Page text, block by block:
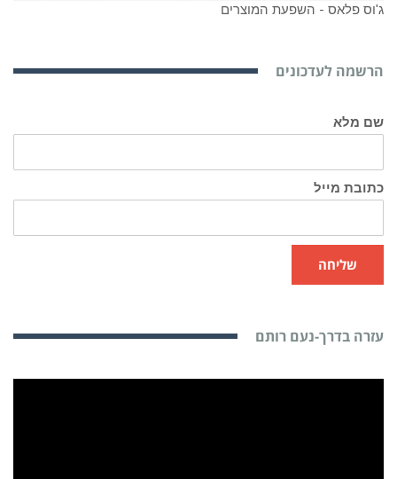
ג'וס פלאס - השפעת המוצרים
הרשמה לעדכונים
שם מלא
כתובת מייל
שליחה
עזרה בדרך-נעם רותם